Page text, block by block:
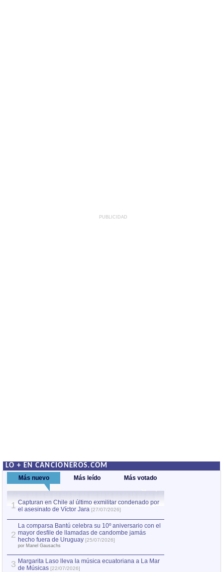
PUBLICIDAD
LO + EN CANCIONEROS.COM
Más nuevo Más leído Más votado
1 Capturan en Chile al último exmilitar condenado por
el asesinato de Víctor Jara [27/07/2026]
2
La comparsa Bantú celebra su 10º aniversario con el
mayor desfile de llamadas de candombe jamás
hecho fuera de Uruguay [25/07/2026]
por Manel Gausachs
3 Margarita Laso lleva la música ecuatoriana a La Mar
de Músicas [22/07/2026]